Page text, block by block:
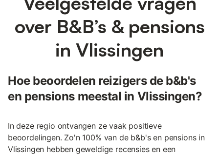
over B&B’s & pensions
in Vlissingen
Hoe beoordelen reizigers de b&b's
en pensions meestal in Vlissingen?
In deze regio ontvangen ze vaak positieve
beoordelingen. Zo'n 100% van de b&b's en pensions in
Vlissingen hebben geweldige recensies en een